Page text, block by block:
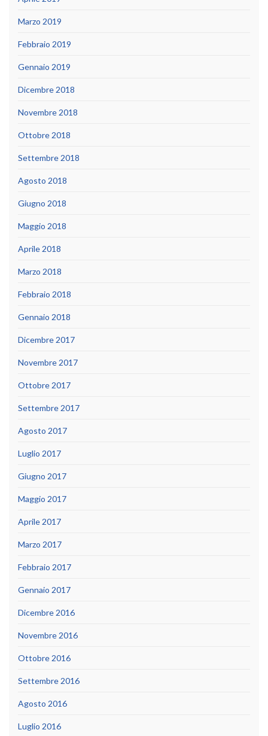
Marzo 2019
Febbraio 2019
Gennaio 2019
Dicembre 2018
Novembre 2018
Ottobre 2018
Settembre 2018
Agosto 2018
Giugno 2018
Maggio 2018
Aprile 2018
Marzo 2018
Febbraio 2018
Gennaio 2018
Dicembre 2017
Novembre 2017
Ottobre 2017
Settembre 2017
Agosto 2017
Luglio 2017
Giugno 2017
Maggio 2017
Aprile 2017
Marzo 2017
Febbraio 2017
Gennaio 2017
Dicembre 2016
Novembre 2016
Ottobre 2016
Settembre 2016
Agosto 2016
Luglio 2016